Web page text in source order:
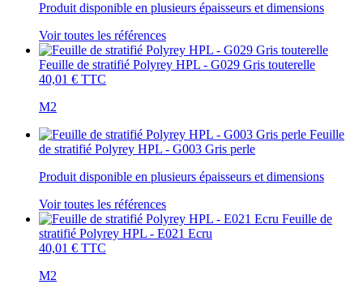
Produit disponible en plusieurs épaisseurs et dimensions
Voir toutes les références
Feuille de stratifié Polyrey HPL - G029 Gris touterelle
40,01 € TTC
M2
Feuille
de stratifié Polyrey HPL - G003 Gris perle
Produit disponible en plusieurs épaisseurs et dimensions
Voir toutes les références
Feuille de
stratifié Polyrey HPL - E021 Ecru
40,01 € TTC
M2